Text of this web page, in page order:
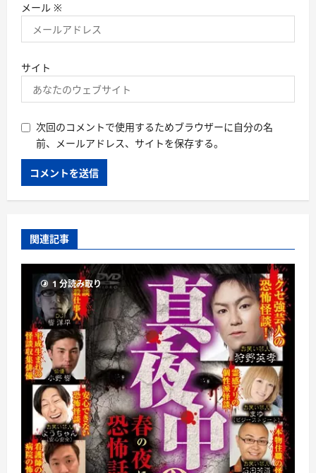
メール ※
サイト
次回のコメントで使用するためブラウザーに自分の名
前、メールアドレス、サイトを保存する。
関連記事
1 分読み取り